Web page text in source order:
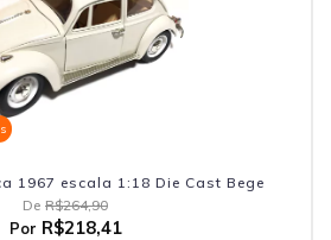
1967 escala 1:18 Die Cast Bege
De R$264,90
Por R$218,41